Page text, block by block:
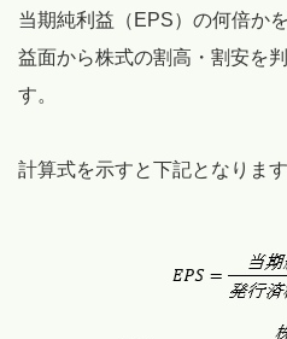
当期純利益（EPS）の何倍か
益面から株式の割高・割安を
す。
計算式を示すと下記となります